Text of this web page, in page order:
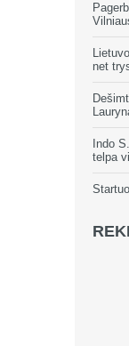
net
Indo
telpa